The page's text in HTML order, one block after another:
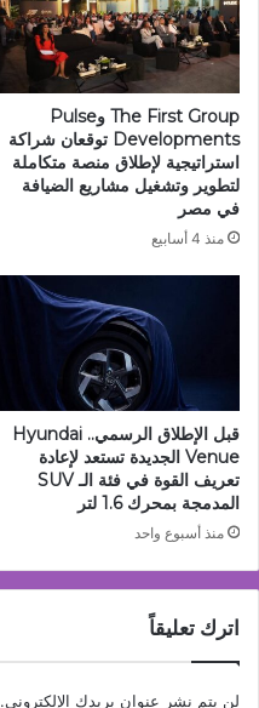
The First Group وPulse
Developments توقعان شراكة
استراتيجية لإطلاق منصة متكاملة
لتطوير وتشغيل مشاريع الضيافة
في مصر
منذ 4 أسابيع
قبل الإطلاق الرسمي.. Hyundai
Venue الجديدة تستعد لإعادة
تعريف القوة في فئة الـ SUV
المدمجة بمحرك 1.6 لتر
منذ أسبوع واحد
اترك تعليقاً
لن يتم نشر عنوان بريدك الإلكتروني.